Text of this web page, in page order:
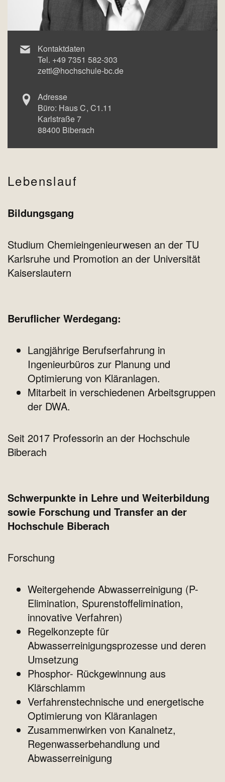
Kontaktdaten
Tel. +49 7351 582-303
zettl@hochschule-bc.de
Adresse
Büro: Haus C C1.11
Karlstraße 7
88400 Biberach
Lebenslauf
Bildungsgang
Studium Chemieingenieurwesen an der TU
Karlsruhe und Promotion an der Universität
Kaiserslautern
Beruflicher Werdegang:
Langjährige Berufserfahrung in
Ingenieurbüros zur Planung und
Optimierung von Kläranlagen.
Mitarbeit in verschiedenen Arbeitsgruppen
der DWA.
Seit 2017 Professorin an der Hochschule
Biberach
Schwerpunkte in Lehre und Weiterbildung
sowie Forschung und Transfer an der
Hochschule Biberach
Forschung
Weitergehende Abwasserreinigung (P-
Elimination, Spurenstoffelimination,
innovative Verfahren)
Regelkonzepte für
Abwasserreinigungsprozesse und deren
Umsetzung
Phosphor- Rückgewinnung aus
Klärschlamm
Verfahrenstechnische und energetische
Optimierung von Kläranlagen
Zusammenwirken von Kanalnetz,
Regenwasserbehandlung und
Abwasserreinigung